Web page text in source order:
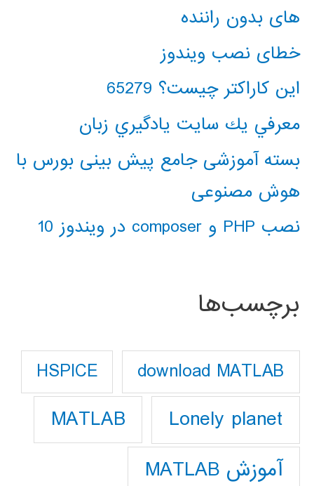
های بدون راننده
خطای نصب ویندوز
این کاراکتر چیست؟ 65279
معرفي يك سايت يادگيري زبان
بسته آموزشی جامع پیش بینی بورس با
هوش مصنوعی
نصب PHP و composer در ویندوز 10
برچسب‌ها
download MATLAB
HSPICE
Lonely planet
MATLAB
آموزش MATLAB